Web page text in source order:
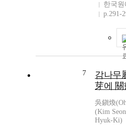
한국
p.291-
7
감나무
芽에 關
吳鎭煥
(Kim
Hyuk-Ki)